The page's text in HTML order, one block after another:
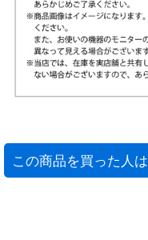
この商品を買った人